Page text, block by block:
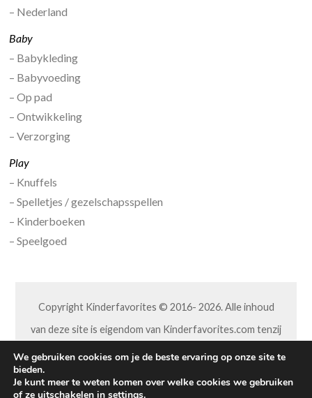
– Nederland
Baby
– Babykleding
– Babyvoeding
– Op pad
– Ontwikkeling
– Verzorging
Play
– Knuffels
– Spelletjes / gezelschapsspellen
– Kinderboeken
– Speelgoed
Copyright Kinderfavorites © 2016- 2026. Alle inhoud
van deze site is eigendom van Kinderfavorites.com tenzij
anders aangegeven. Niets van deze site mag op welke
wijze dan ook worden overgenomen of aangepast,
We gebruiken cookies om je de beste ervaring op onze site te
bieden.
Je kunt meer te weten komen over welke cookies we gebruiken
of ze uitschakelen in settings.